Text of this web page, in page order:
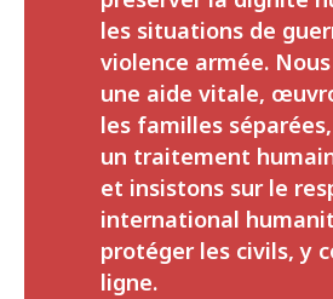
les situations de
violence armée.
une aide vitale,
les familles
un traitement
et insistons sur le
international
protéger les civils, y
ligne.